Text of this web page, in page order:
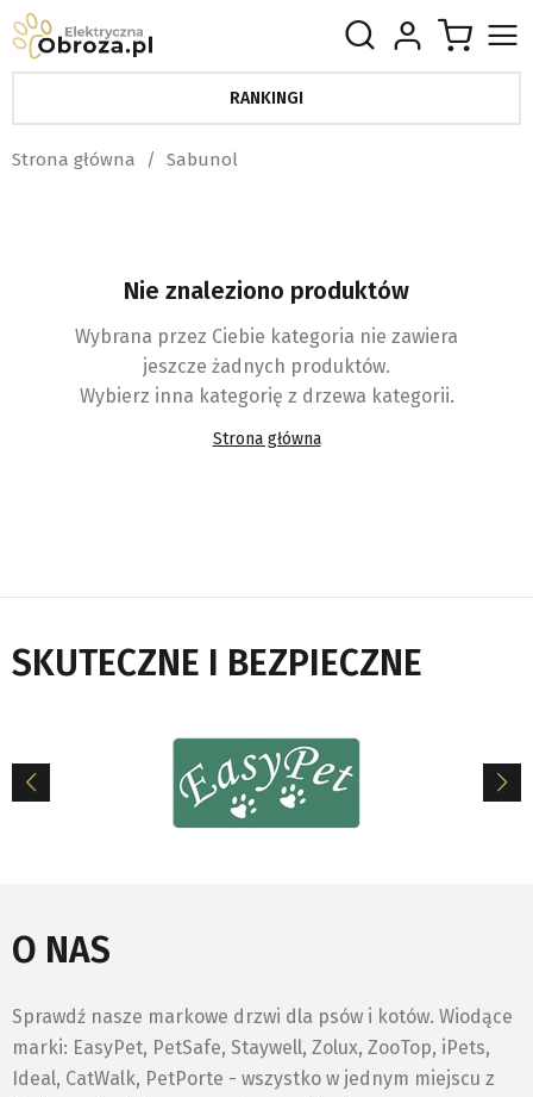
RANKINGI
Strona główna Sabunol
Nie znaleziono produktów
Wybrana przez Ciebie kategoria nie zawiera
jeszcze żadnych produktów.
Wybierz inna kategorię z drzewa kategorii.
Strona główna
SKUTECZNE I BEZPIECZNE
O NAS
Sprawdź nasze markowe drzwi dla psów i kotów. Wiodące
marki: EasyPet, PetSafe, Staywell, Zolux, ZooTop, iPets,
Ideal, CatWalk, PetPorte - wszystko w jednym miejscu z